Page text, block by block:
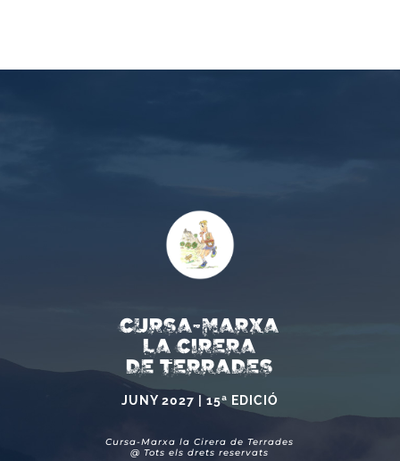
CURSA-MARXA
LA CIRERA
DE TERRADES
JUNY 2027 | 15ª EDICIÓ
Cursa-Marxa la Cirera de Terrades
@ Tots els drets reservats